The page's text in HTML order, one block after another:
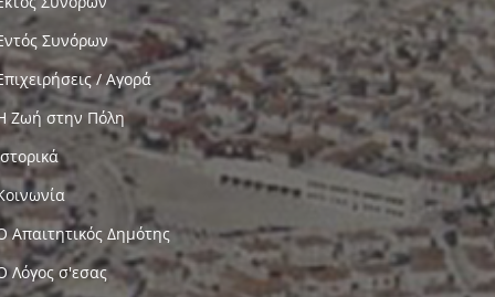
Συνόρων
/ Αγορά
Ζωή στην Πόλη
Απαιτητικός Δημότης
Λόγος σ'εσας